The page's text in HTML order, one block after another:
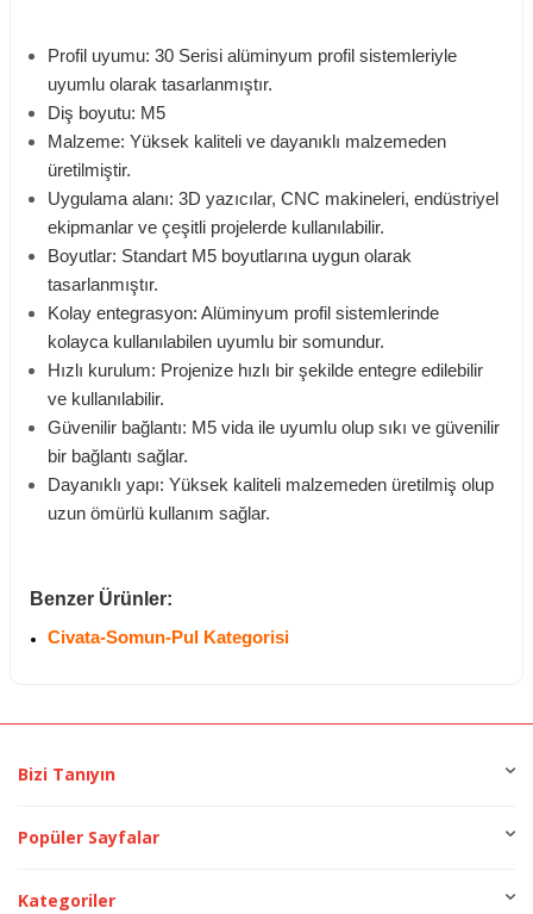
Profil uyumu: 30 Serisi alüminyum profil sistemleriyle
uyumlu olarak tasarlanmıştır.
Diş boyutu: M5
Malzeme: Yüksek kaliteli ve dayanıklı malzemeden
üretilmiştir.
Uygulama alanı: 3D yazıcılar, CNC makineleri, endüstriyel
ekipmanlar ve çeşitli projelerde kullanılabilir.
Boyutlar: Standart M5 boyutlarına uygun olarak
tasarlanmıştır.
Kolay entegrasyon: Alüminyum profil sistemlerinde
kolayca kullanılabilen uyumlu bir somundur.
Hızlı kurulum: Projenize hızlı bir şekilde entegre edilebilir
ve kullanılabilir.
Güvenilir bağlantı: M5 vida ile uyumlu olup sıkı ve güvenilir
bir bağlantı sağlar.
Dayanıklı yapı: Yüksek kaliteli malzemeden üretilmiş olup
uzun ömürlü kullanım sağlar.
Benzer Ürünler:
Civata-Somun-Pul Kategorisi
Bizi Tanıyın
Popüler Sayfalar
Kategoriler